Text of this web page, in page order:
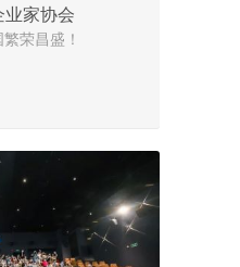
家协会
荣昌盛！